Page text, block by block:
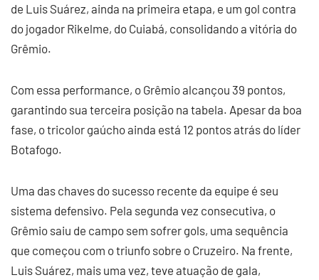
de Luis Suárez, ainda na primeira etapa, e um gol contra
do jogador Rikelme, do Cuiabá, consolidando a vitória do
Grêmio.
Com essa performance, o Grêmio alcançou 39 pontos,
garantindo sua terceira posição na tabela. Apesar da boa
fase, o tricolor gaúcho ainda está 12 pontos atrás do líder
Botafogo.
Uma das chaves do sucesso recente da equipe é seu
sistema defensivo. Pela segunda vez consecutiva, o
Grêmio saiu de campo sem sofrer gols, uma sequência
que começou com o triunfo sobre o Cruzeiro. Na frente,
Luis Suárez, mais uma vez, teve atuação de gala,